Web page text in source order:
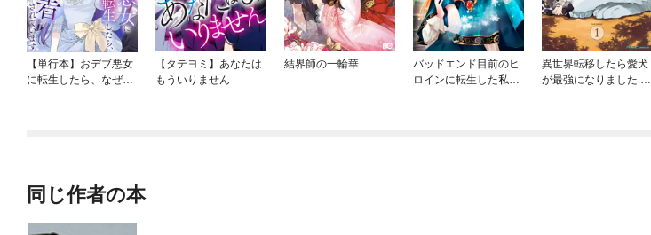
【単行本】おデブ悪女
に転生したら、なぜか
【タテヨミ】あなたは
もういりません
結界師の一輪華
バッドエンド目前のヒ
ロインに転生した私、
異世界転移したら愛犬
が最強になりました ～
同じ作者の本